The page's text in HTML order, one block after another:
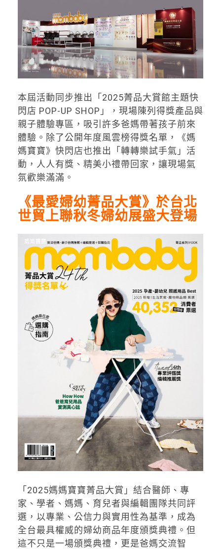
本屆活動同步推出「2025菁品大賞館主題快
閃店 POP-UP SHOP」，現場陳列得獎產品與
親子體驗專區，吸引許多爸媽帶著孩子前來
體驗。除了公開年度風雲榜得獎名單，《媽
媽寶寶》快閃店也推出「轉轉樂試手氣」活
動，人人有獎、精美小禮帶回家，讓現場氣
氛歡樂滿滿。
《最愛婦幼菁品大賞》 於台北
世貿上聯秋冬婦幼展盛大登場
「2025媽媽寶寶菁品大賞」結合醫師、專
家、學者、媽媽、育兒者與編輯團隊共同評
選，以專業、公信力與實用性為基準，成為
全台最具權威的婦幼商品年度頒獎典禮。但
這不只是一場頒獎典禮，更是爸媽交流智